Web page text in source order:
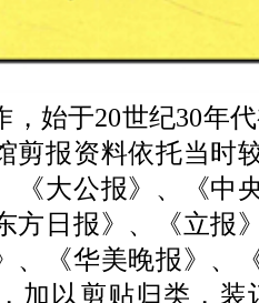
于20世纪30年代
剪报资料依托当时
《大公报》、《中
方日报》、《立报
、《华美晚报》、
加以剪贴归类，装